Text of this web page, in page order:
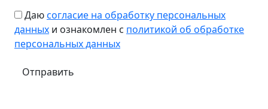
Даюсогласие на обработку персональных
данных и ознакомлен с политикой об обработке
персональных данных
Отправить